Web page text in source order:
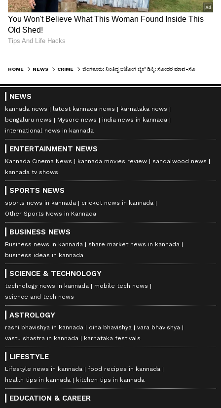
HOME NEWS CRIME
NEWS
kannada news latest kannada news
karnataka news
bengaluru news
Mysore news
india news in kannada
international news in kannada
ENTERTAINMENT NEWS
Kannada Cinema News kannada movies review
sandalwood news
kannada tv shows
SPORTS NEWS
sports news in kannada
cricket news in kannada
Other Sports News in Kannada
BUSINESS NEWS
Business news in kannada
share market news in kannada
business ideas in kannada
SCIENCE & TECHNOLOGY
technology news in kannada
mobile tech news
science and tech news
ASTROLOGY
rashi bhavishya in kannada dina bhavishya
vara bhavishya
vastu shastra in kannada
karnataka festivals
LIFESTYLE
Lifestyle news in kannada
food recipes in kannada
health tips in kannada
kitchen tips in kannada
EDUCATION & CAREER